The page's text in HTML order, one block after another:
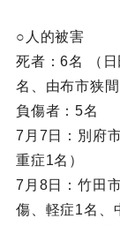
○人的被害
死者：6名 （
名、由布市狭間
負傷者：5名
7月7日：別府
重症1名）
7月8日：竹田
傷、軽症1名、